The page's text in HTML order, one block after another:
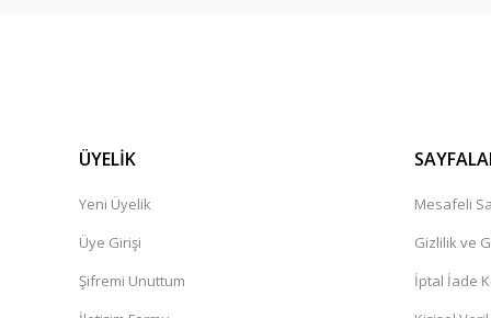
ÜYELİK
Yeni Üyelik
Üye Girişi
Şifremi Unuttum
Mesafeli
Gizlilik ve
İptal İade